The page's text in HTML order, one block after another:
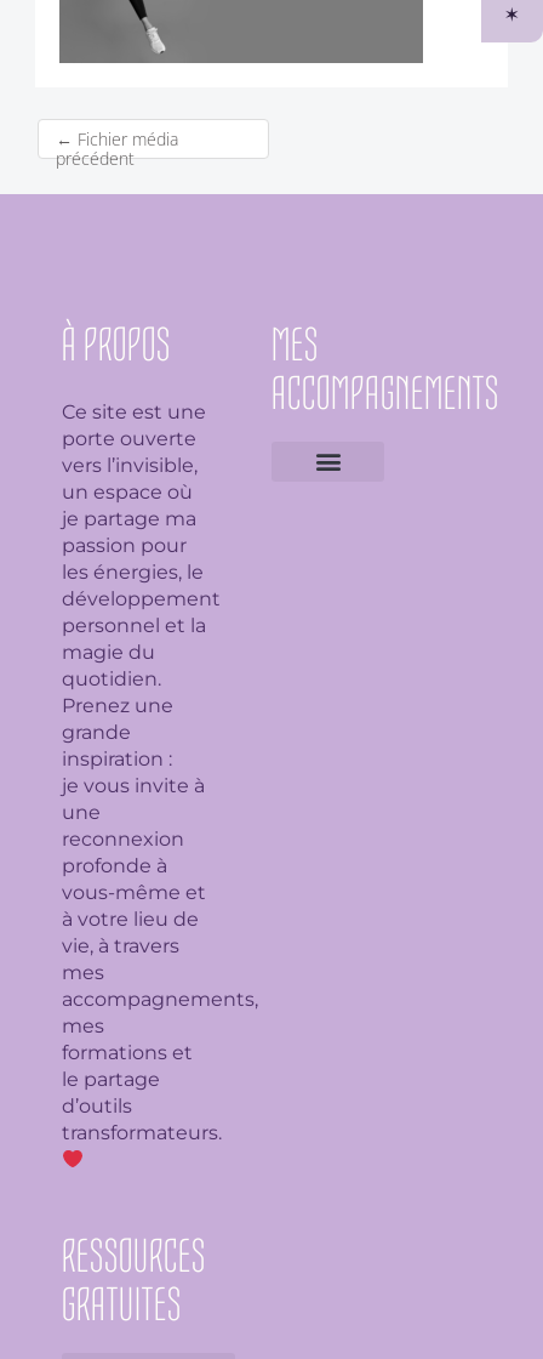
← Fichier média
précédent
À PROPOS
Ce site est une
porte ouverte
vers l’invisible,
un espace où
je partage ma
passion pour
les énergies, le
développement
personnel et la
magie du
quotidien.
Prenez une
grande
inspiration :
je vous invite à
une
reconnexion
profonde à
vous-même et
à votre lieu de
vie, à travers
mes
accompagnements,
mes
formations et
le partage
d’outils
transformateurs.
RESSOURCES
GRATUITES
MES
ACCOMPAGNEMENTS